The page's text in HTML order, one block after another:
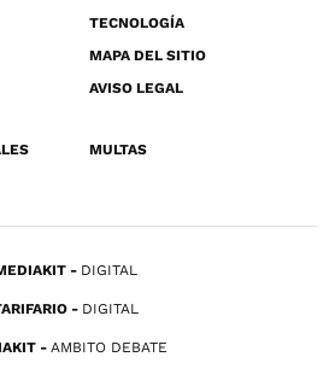
TECNOLOGÍA
MAPA DEL SITIO
AVISO LEGAL
MULTAS
DIGITAL
DIGITAL
AMBITO DEBATE